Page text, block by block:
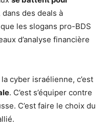
dans des deals à
les slogans pro-BDS
d’analyse financière
cyber israélienne, c’est
. C’est s’équiper contre
C’est faire le choix du